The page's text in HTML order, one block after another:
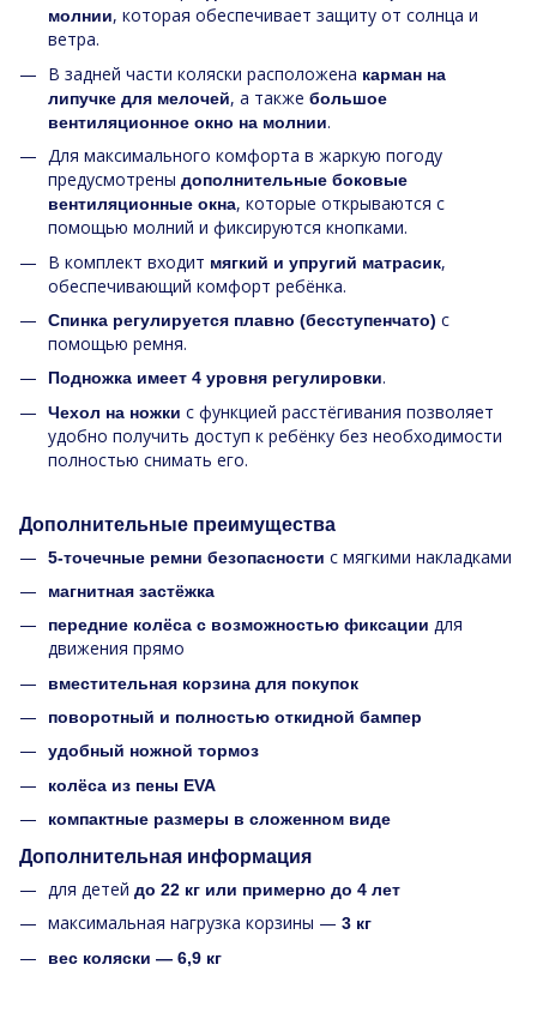
молнии, которая обеспечивает защиту от солнца и
ветра.
В задней части коляски расположена карман на
липучке для мелочей, а также большое
вентиляционное окно на молнии.
Для максимального комфорта в жаркую погоду
предусмотрены дополнительные боковые
вентиляционные окна, которые открываются с
помощью молний и фиксируются кнопками.
В комплект входит мягкий и упругий матрасик,
обеспечивающий комфорт ребёнка.
Спинка регулируется плавно (бесступенчато) с
помощью ремня.
Подножка имеет 4 уровня регулировки.
Чехол на ножки с функцией расстёгивания позволяет
удобно получить доступ к ребёнку без необходимости
полностью снимать его.
Дополнительные преимущества
5-точечные ремни безопасности с мягкими накладками
магнитная застёжка
передние колёса с возможностью фиксации для
движения прямо
вместительная корзина для покупок
поворотный и полностью откидной бампер
удобный ножной тормоз
колёса из пены EVA
компактные размеры в сложенном виде
Дополнительная информация
для детей до 22 кг или примерно до 4 лет
максимальная нагрузка корзины — 3 кг
вес коляски — 6,9 кг